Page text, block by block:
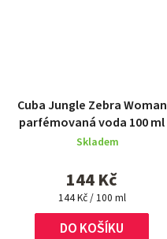
Cuba Jungle Zebra Woman
parfémovaná voda 100 ml
Skladem
144 Kč
Měrná
cena:
144 Kč / 100 ml
DO KOŠÍKU